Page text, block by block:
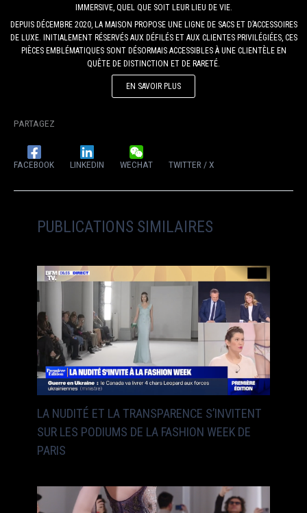
IMMERSIVE, QUEL QUE SOIT LEUR LIEU DE VIE.
DEPUIS DÉCEMBRE 2020, LA MAISON PROPOSE UNE LIGNE DE SACS ET D’ACCESSOIRES
DE LUXE. INITIALEMENT RÉSERVÉS AUX DÉFILÉS ET AUX CLIENTES PRIVILÉGIÉES, CES
PIÈCES EMBLÉMATIQUES SONT DÉSORMAIS ACCESSIBLES À UNE CLIENTÈLE EN
QUÊTE DE DISTINCTION ET DE RARETÉ.
EN SAVOIR PLUS
PARTAGEZ
FACEBOOK LINKEDIN WECHAT TWITTER / X
PUBLICATIONS SIMILAIRES
LA NUDITÉ ET LA TRANSPARENCE S’INVITENT
SUR LES PODIUMS DE LA FASHION WEEK DE
PARIS